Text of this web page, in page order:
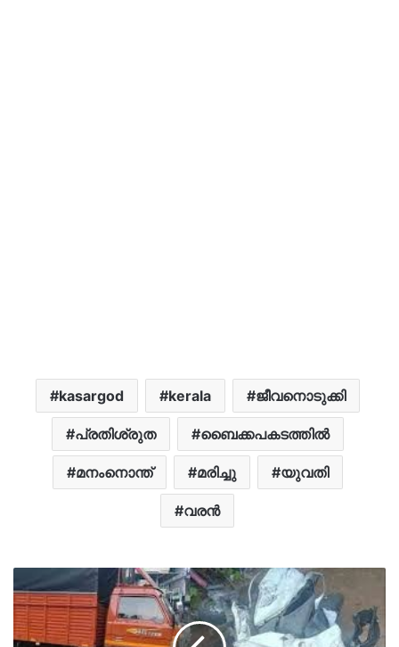
kasargod kerala ജീവനൊടുക്കി
പ്രതിശ്രുത ബൈക്കപകടത്തില്‍
മനംനൊന്ത് മരിച്ചു യുവതി
വരൻ